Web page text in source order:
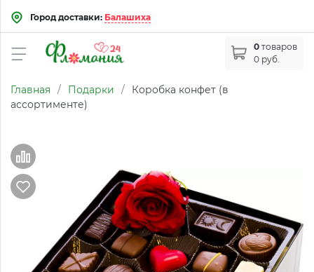
Город доставки: Балашиха
0 товаров
0 руб.
Главная / Подарки /
Коробка конфет (в
ассортименте)